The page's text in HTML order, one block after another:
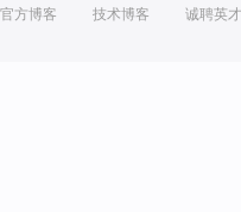
官方博客 技术博客 诚聘英才